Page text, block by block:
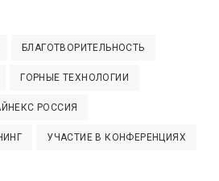
БЛАГОТВОРИТЕЛЬНОСТЬ
ГОРНЫЕ ТЕХНОЛОГИИ
РОССИЯ
УЧАСТИЕ В КОНФЕРЕНЦИЯХ